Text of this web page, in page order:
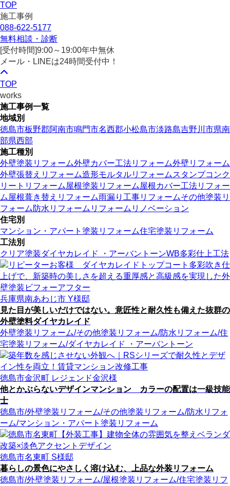
TOP
施工事例
088-622-5177
無料相談・診断
[受付時間] 9:00～19:00年中無休
メール・LINEは24時間受付中！
TOP
works
施工事例一覧
地域別
徳島市板野郡阿南市鳴門市名西郡小松島市淡路島吉野川市県南
部県西部
施工種別
外壁塗装リフォーム外壁カバー工法リフォーム外壁リフォーム
外壁張替えリフォーム造形モルタルリフォームスタンプコンク
リートリフォーム屋根塗装リフォーム屋根カバー工法リフォー
ム屋根葺き替えリフォーム雨漏り工事リフォームその他塗装リ
フォーム 防水リフォーム リフォーム リノベーション
住宅別
マンション・アパート塗装リフォーム住宅塗装リフォーム
工法別
クリア塗装ダイヤカレイド ・アーバントーンWB多彩仕上工法
兵庫県南あわじ市 Y様邸
見た目が美しいだけではない。意匠性と耐久性も備えた抜群の
外壁塗料ダイヤカレイド
外壁塗装リフォーム/その他塗装リフォーム/防水リフォーム/住
宅塗装リフォーム/ダイヤカレイド ・アーバントーン
徳島市金沢町 レジェンド金沢様
他とかぶらないデザインマンション カラーの配置は一級技能
士
徳島市/外壁塗装リフォーム/その他塗装リフォーム/防水リフォ
ーム/マンション・アパート塗装リフォーム
徳島市名東町 S様邸
暮らしの景色にやさしく溶け込む、上品な外装リフォーム
徳島市/外壁塗装リフォーム/屋根塗装リフォーム/住宅塗装リフ